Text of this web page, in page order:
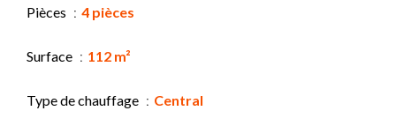
Pièces 4 pièces
Surface 112 m²
Type de chauffage Central